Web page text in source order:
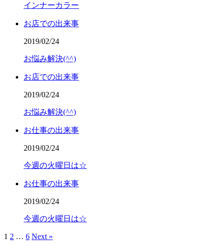
インナーカラー
お店での出来事
2019/02/24
お悩み解決(^^)
お店での出来事
2019/02/24
お悩み解決(^^)
お仕事の出来事
2019/02/24
今週の火曜日は☆
お仕事の出来事
2019/02/24
今週の火曜日は☆
1 2 … 6 Next »